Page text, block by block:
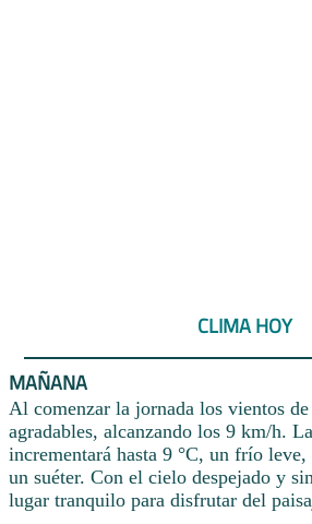
CLIMA HOY
MAÑANA
Al comenzar la jornada los vientos de
agradables, alcanzando los 9 km/h.
incrementará hasta 9 °C, un frío
un suéter. Con el cielo despejado y
lugar tranquilo para disfrutar del